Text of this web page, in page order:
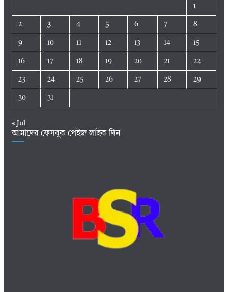
1
2 3 4 5 6 7 8
9 10 11 12 13 14 15
16 17 18 19 20 21 22
23 24 25 26 27 28 29
30 31
« Jul
আমাদের ফেসবুক পেইজ লাইক দিন